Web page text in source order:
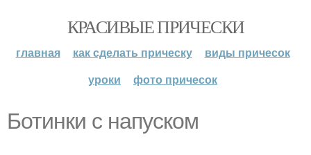
КРАСИВЫЕ ПРИЧЕСКИ
главная как сделать прическу
виды причесок
уроки
фото причесок
Ботинки с напуском